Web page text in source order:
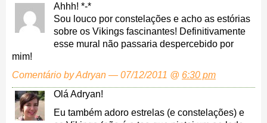
Ahhh! *-*
Sou louco por constelações e acho as estórias
sobre os Vikings fascinantes! Definitivamente
esse mural não passaria despercebido por
mim!
Comentário by Adryan — 07/12/2011 @ 6:30 pm
Olá Adryan!
Eu também adoro estrelas (e constelações) e